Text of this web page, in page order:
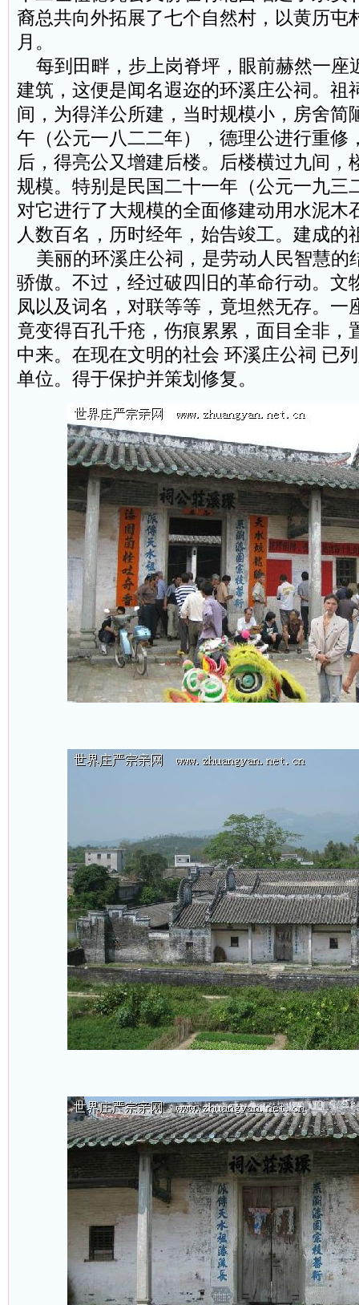
裔总共向外拓展了七个自然村，以黄历屯
月。
每到田畔，步上岗脊坪，眼前赫然一座
建筑，这便是闻名遐迩的环溪庄公祠。祖
间，为得洋公所建，当时规模小，房舍简
午（公元一八二二年），德理公进行重修
后，得亮公又增建后楼。后楼横过九间，
规模。特别是民国二十一年（公元一九三
对它进行了大规模的全面修建动用水泥木
人数百名，历时经年，始告竣工。建成的
美丽的环溪庄公祠，是劳动人民智慧的
骄傲。不过，经过破四旧的革命行动。文
凤以及词名，对联等等，竟坦然无存。一
竟变得百孔千疮，伤痕累累，面目全非，
中来。在现在文明的社会 环溪庄公祠 已
单位。得于保护并策划修复。